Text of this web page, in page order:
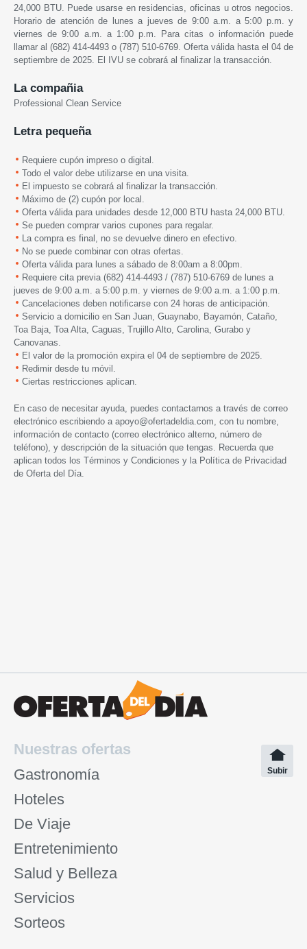
24,000 BTU. Puede usarse en residencias, oficinas u otros negocios.
Horario de atención de lunes a jueves de 9:00 a.m. a 5:00 p.m. y
viernes de 9:00 a.m. a 1:00 p.m. Para citas o información puede
llamar al (682) 414-4493 o (787) 510-6769. Oferta válida hasta el 04 de
septiembre de 2025. El IVU se cobrará al finalizar la transacción.
La compañia
Professional Clean Service
Letra pequeña
Requiere cupón impreso o digital.
Todo el valor debe utilizarse en una visita.
El impuesto se cobrará al finalizar la transacción.
Máximo de (2) cupón por local.
Oferta válida para unidades desde 12,000 BTU hasta 24,000 BTU.
Se pueden comprar varios cupones para regalar.
La compra es final, no se devuelve dinero en efectivo.
No se puede combinar con otras ofertas.
Oferta válida para lunes a sábado de 8:00am a 8:00pm.
Requiere cita previa (682) 414-4493 / (787) 510-6769 de lunes a
jueves de 9:00 a.m. a 5:00 p.m. y viernes de 9:00 a.m. a 1:00 p.m.
Cancelaciones deben notificarse con 24 horas de anticipación.
Servicio a domicilio en San Juan, Guaynabo, Bayamón, Cataño,
Toa Baja, Toa Alta, Caguas, Trujillo Alto, Carolina, Gurabo y
Canovanas.
El valor de la promoción expira el 04 de septiembre de 2025.
Redimir desde tu móvil.
Ciertas restricciones aplican.
En caso de necesitar ayuda, puedes contactarnos a través de correo
electrónico escribiendo a apoyo@ofertadeldia.com , con tu nombre,
información de contacto (correo electrónico alterno, número de
teléfono), y descripción de la situación que tengas. Recuerda que
aplican todos los Términos y Condiciones y la Política de Privacidad
de Oferta del Día.
Nuestras ofertas
Gastronomía
Hoteles
De Viaje
Entretenimiento
Salud y Belleza
Servicios
Sorteos
Subir